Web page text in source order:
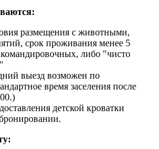
размещения с животными,
срок проживания менее 5
либо "чисто
выезд возможен по
время заселения после
детской кроватки